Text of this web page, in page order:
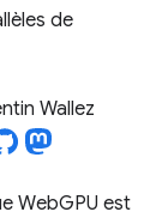
de
Wallez
WebGPU est